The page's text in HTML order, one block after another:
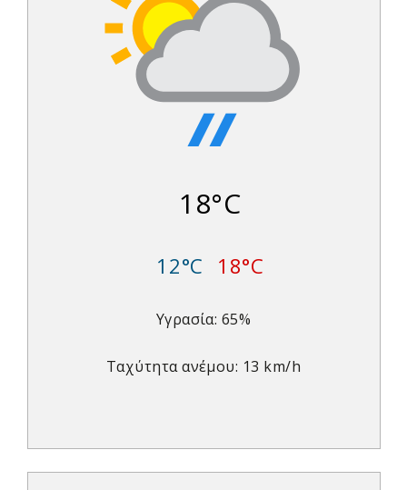
18°C
12°C 18°C
Υγρασία: 65%
Ταχύτητα ανέμου: 13 km/h